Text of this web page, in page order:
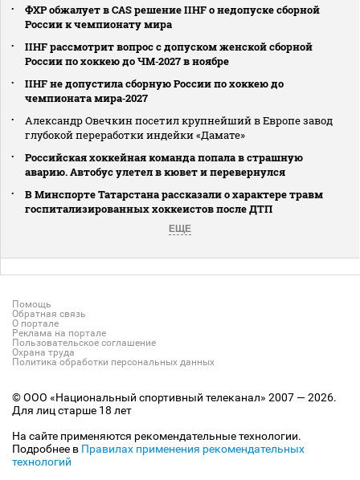
ФХР обжалует в CAS решение IIHF о недопуске сборной
России к чемпионату мира
IIHF рассмотрит вопрос с допуском женской сборной
России по хоккею до ЧМ‑2027 в ноябре
IIHF не допустила сборную России по хоккею до
чемпионата мира‑2027
Александр Овечкин посетил крупнейший в Европе завод
глубокой переработки индейки «Дамате»
Российская хоккейная команда попала в страшную
аварию. Автобус улетел в кювет и перевернулся
В Минспорте Татарстана рассказали о характере травм
госпитализированных хоккеистов после ДТП
ЕЩЕ
Помощь
Обратная связь
О портале
Реклама на портале
Пользовательское соглашение
Охрана труда
Политика обработки персональных данных
© ООО «Национальный спортивный телеканал» 2007 — 2026.
Для лиц старше 18 лет
На сайте применяются рекомендательные технологии.
Подробнее в Правилах применения рекомендательных
технологий